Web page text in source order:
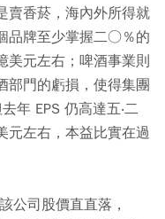
賣香菸，海內外所得就
品牌至少掌握二○％的
美元左右；啤酒事業則
部門的虧損，使得集團
年 EPS 仍高達五‧二
元左右，本益比實在過
公司股價直直落，